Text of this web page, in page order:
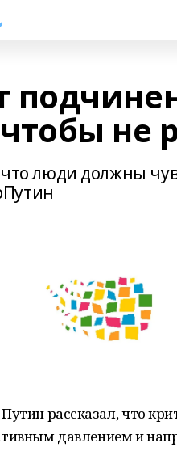
не
люди должны
рассказал, что
давлением и